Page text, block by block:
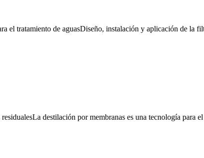
el tratamiento de aguasDiseño, instalación y aplicación de la
La destilación por membranas es una tecnología para